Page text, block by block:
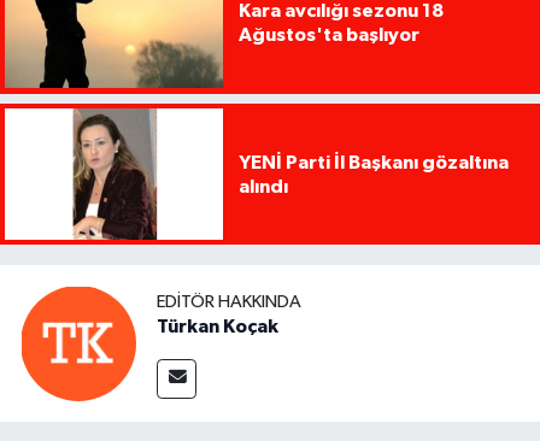
Kara avcılığı sezonu 18
Ağustos'ta başlıyor
YENİ Parti İl Başkanı gözaltına
alındı
EDITÖR HAKKINDA
Türkan Koçak